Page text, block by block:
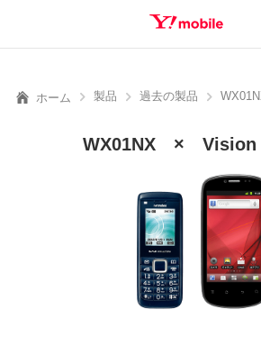
ホーム 製品 過去の製品
WX01NX × Vision